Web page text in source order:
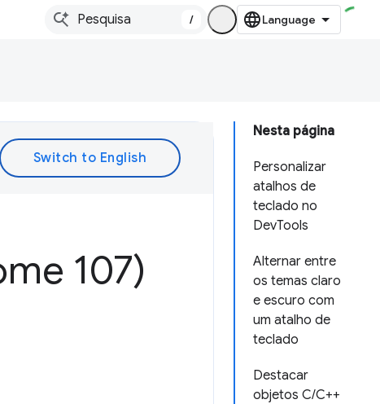
/
Nesta página
Personalizar
atalhos de
teclado no
DevTools
Alternar entre
os temas claro
e escuro com
um atalho de
teclado
Destacar
objetos C/C++
107)